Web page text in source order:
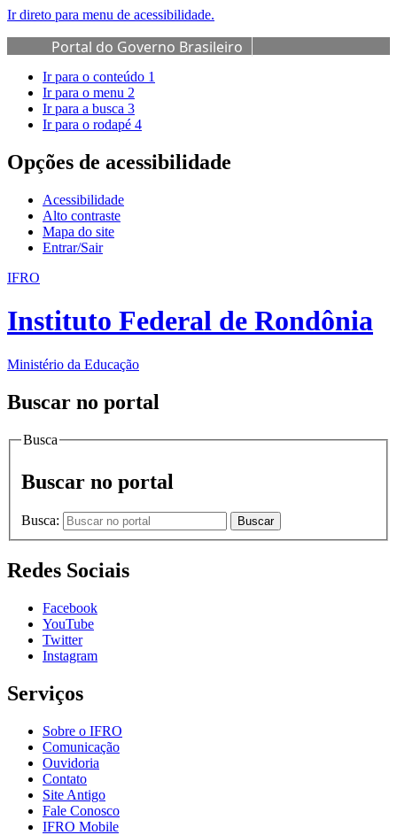
Ir direto para menu de acessibilidade.
Portal do Governo Brasileiro
Ir para o conteúdo 1
Ir para o menu 2
Ir para a busca 3
Ir para o rodapé 4
Opções de acessibilidade
Acessibilidade
Alto contraste
Mapa do site
Entrar/Sair
IFRO
Instituto Federal de Rondônia
Ministério da Educação
Buscar no portal
Busca
Buscar no portal
Busca: Buscar
Redes Sociais
Facebook
YouTube
Twitter
Instagram
Serviços
Sobre o IFRO
Comunicação
Ouvidoria
Contato
Site Antigo
Fale Conosco
IFRO Mobile